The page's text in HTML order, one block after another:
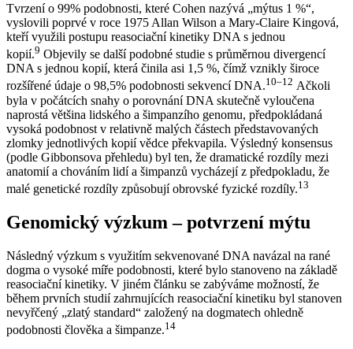
Tvrzení o 99% podobnosti, které Cohen nazývá „mýtus 1 %“,
vyslovili poprvé v roce 1975 Allan Wilson a Mary-Claire Kingová,
kteří využili postupu reasociační kinetiky DNA s jednou
kopií.9 Objevily se další podobné studie s průměrnou divergencí
DNA s jednou kopií, která činila asi 1,5 %, čímž vznikly široce
rozšířené údaje o 98,5% podobnosti sekvencí DNA.10–12 Ačkoli
byla v počátcích snahy o porovnání DNA skutečně vyloučena
naprostá většina lidského a šimpanzího genomu, předpokládaná
vysoká podobnost v relativně malých částech představovaných
zlomky jednotlivých kopií vědce překvapila. Výsledný konsensus
(podle Gibbonsova přehledu) byl ten, že dramatické rozdíly mezi
anatomií a chováním lidí a šimpanzů vycházejí z předpokladu, že
malé genetické rozdíly způsobují obrovské fyzické rozdíly.13
Genomický výzkum – potvrzení mýtu
Následný výzkum s využitím sekvenované DNA navázal na rané
dogma o vysoké míře podobnosti, které bylo stanoveno na základě
reasociační kinetiky. V jiném článku se zabýváme možností, že
během prvních studií zahrnujících reasociační kinetiku byl stanoven
nevyřčený „zlatý standard“ založený na dogmatech ohledně
podobnosti člověka a šimpanze.14